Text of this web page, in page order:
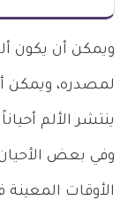
ويمكن أن يكون
لمصدره، ويمكن
ينتشر الألم
وفي بعض
الأوقات المعينة